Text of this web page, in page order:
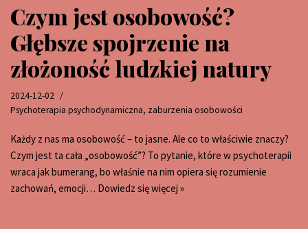
Czym jest osobowość?
Głębsze spojrzenie na
złożoność ludzkiej natury
2024-12-02
Psychoterapia psychodynamiczna, zaburzenia osobowości
Każdy z nas ma osobowość – to jasne. Ale co to właściwie znaczy?
Czym jest ta cała „osobowość”? To pytanie, które w psychoterapii
wraca jak bumerang, bo właśnie na nim opiera się rozumienie
zachowań, emocji… Dowiedz się więcej »